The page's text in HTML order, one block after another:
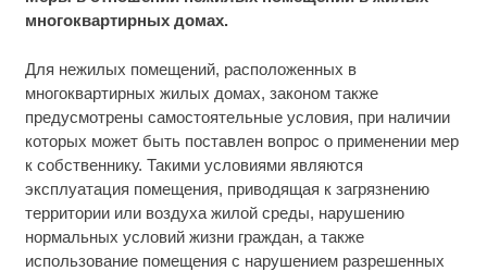
многоквартирных домах.
Для нежилых помещений, расположенных в
многоквартирных жилых домах, законом также
предусмотрены самостоятельные условия, при наличии
которых может быть поставлен вопрос о применении мер
к собственнику. Такими условиями являются
эксплуатация помещения, приводящая к загрязнению
территории или воздуха жилой среды, нарушению
нормальных условий жизни граждан, а также
использование помещения с нарушением разрешенных